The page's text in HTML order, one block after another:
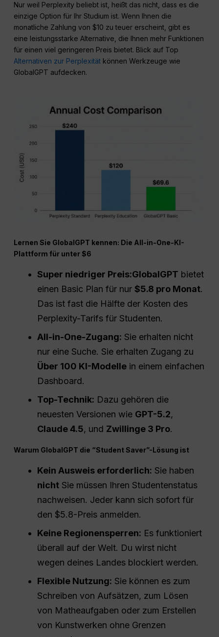
Nur weil Perplexity beliebt ist, heißt das nicht, dass es die
einzige Option für Ihr Studium ist. Wenn Ihnen die
monatliche Zahlung von $10 zu teuer erscheint, gibt es
eine leistungsstarke Alternative, die Ihnen mehr Funktionen
für einen viel geringeren Preis bietet. Blick auf Top
Alternativen zur Perplexität können Werkzeuge wie
GlobalGPT aufdecken.
Lernen Sie GlobalGPT kennen: Die All-in-One-KI-
Plattform für unter $6
Super niedriger Preis:GlobalGPT bietet
einen Basic Plan für nur$5.8 pro Monat.
Das ist fast die Hälfte der Kosten des
Perplexity-Tarifs für Studenten.
All-in-One-Zugang: Sie erhalten nicht
nur eine Suche. Sie erhalten Zugang zu
Über 100 KI-Modelle in einem einfachen
Dashboard.
Top-Technik: Dazu gehören die
neuesten Versionen wie GPT-5.2,
Claude 4.5, und Zwillinge 3 Pro.
Warum GlobalGPT die “Student Saver”-Lösung ist
Kein Ausweis erforderlich: Sie haben
nicht Sie müssen Ihren Studentenstatus
nachweisen. Jeder kann sich sofort für
den $5.8-Preis anmelden.
Keine Regionensperren: Es funktioniert
überall auf der Welt. Du wirst nicht
wegen deines Landes blockiert werden.
Flexible Nutzung: Sie können es zum
Schreiben von Aufsätzen, zum Lösen
von Matheaufgaben oder zum Erstellen
von Kunstwerken ohne Grenzen